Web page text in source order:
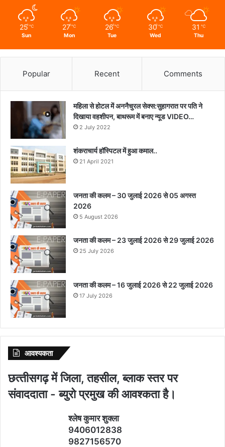
25 ℃
Sun
27 ℃
Mon
26 ℃
Tue
30 ℃
Wed
31 ℃
Thu
Popular Recent Comments
महिला से होटल में अननैचुरल सेक्स:सुहागरात पर पति ने
दिखाया वहशीपन, बाथरूम में बनाए न्यूड VIDEO…
2 July 2022
शंकराचार्य हॉस्पिटल में हुआ कमाल..
21 April 2021
जनता की कलम – 30 जुलाई 2026 से 05 अगस्त
2026
5 August 2026
जनता की कलम – 23 जुलाई 2026 से 29 जुलाई 2026
25 July 2026
जनता की कलम – 16 जुलाई 2026 से 22 जुलाई 2026
17 July 2026
आवश्‍यकता
छत्‍तीसगढ़ में जिला, तहसील, ब्‍लाक स्‍तर पर
संवाददाता - ब्‍युरो प्रमुख की आवश्‍कता है।
श्‍लेष कुमार शुक्‍ला
9406012838
9827156570